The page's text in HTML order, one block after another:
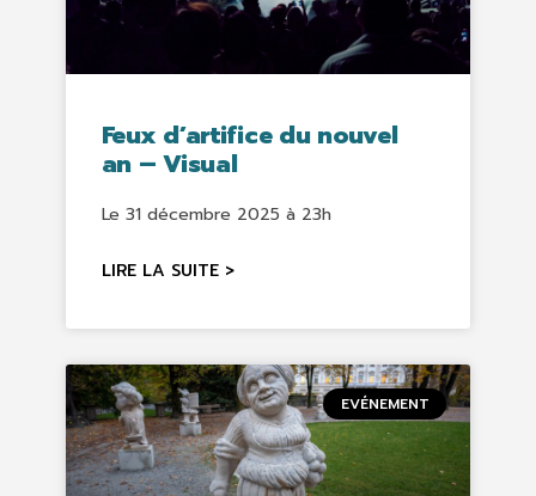
Feux d’artifice du nouvel
an – Visual
Le 31 décembre 2025 à 23h
LIRE LA SUITE >
EVÉNEMENT